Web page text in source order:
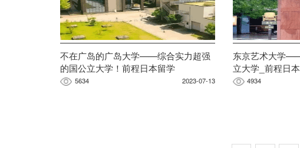
不在广岛的广岛大学——综合实力超强
的国公立大学！前程日本留学
5634 2023-07-13
东京艺术大学
立大学_前程日
4934